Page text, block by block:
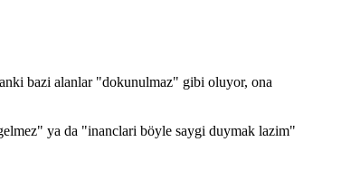
bazi alanlar "dokunulmaz" gibi oluyor, ona
ya da "inanclari böyle saygi duymak lazim"